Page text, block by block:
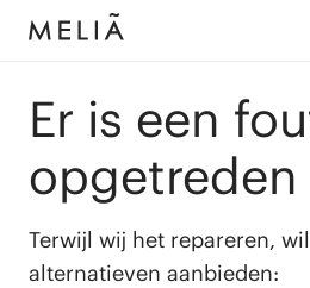
Er is een
opgetreden
Terwijl wij het repareren,
alternatieven aanbieden: